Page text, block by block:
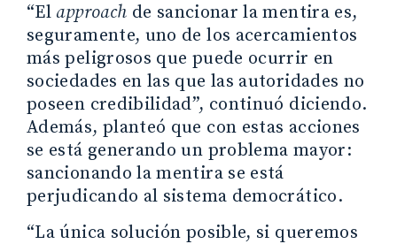
“El approach de sancionar la mentira es,
seguramente, uno de los acercamientos
más peligrosos que puede ocurrir en
sociedades en las que las autoridades no
poseen credibilidad”, continuó diciendo.
Además, planteó que con estas acciones
se está generando un problema mayor:
sancionando la mentira se está
perjudicando al sistema democrático.
“La única solución posible, si queremos